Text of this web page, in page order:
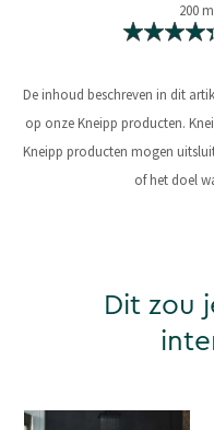
200
De inhoud beschreven in dit
op onze Kneipp producten.
Kneipp producten mogen
of het doel
Dit zou